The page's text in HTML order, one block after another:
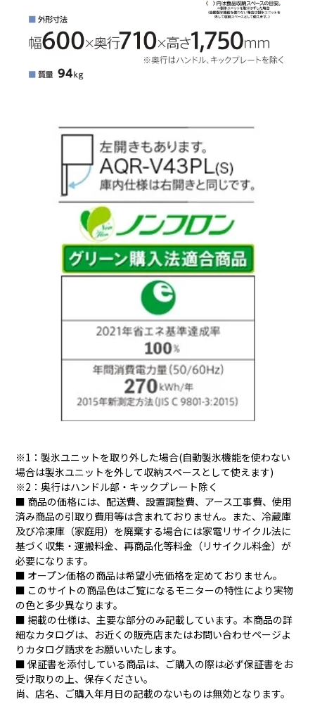
冷凍室内の温度変化を抑
えて、おいしさを逃がさ
ひき肉に霜がつきにく
い。
大容量冷凍室全室フォー
フルワイドでしっかり収
納。 旬鮮チルドSELECT
パサつき、変色をしっか
り抑える！
ドリップ抑制機能で、う
まみ長持ち。※
※1：製氷ユニットを取り外した場合(自動製氷機能を使わない
場合は製氷ユニットを外して収納スペースとして使えます)
※2：奥行はハンドル部・キックプレート除く
■ 商品の価格には、配送費、設置調整費、アース工事費、使用
済み商品の引取り費用等は含まれておりません。また、冷蔵庫
及び冷凍庫（家庭用）を廃棄する場合には家電リサイクル法に
基づく収集・運搬料金、再商品化等料金（リサイクル料金）が
必要になります。
■ オープン価格の商品は希望小売価格を定めておりません。
■ このサイトの商品色はご覧になるモニターの特性により実物
の色と多少異なります。
■ 掲載の仕様は、主要な部分のみ記載しています。本商品の詳
細なカタログは、お近くの販売店またはお問い合わせページよ
りカタログ請求をお願いいたします。
■ 保証書を添付している商品は、ご購入の際は必ず保証書をお
受け取りの上、保存ください。
尚、店名、ご購入年月日の記載のないものは無効となります。